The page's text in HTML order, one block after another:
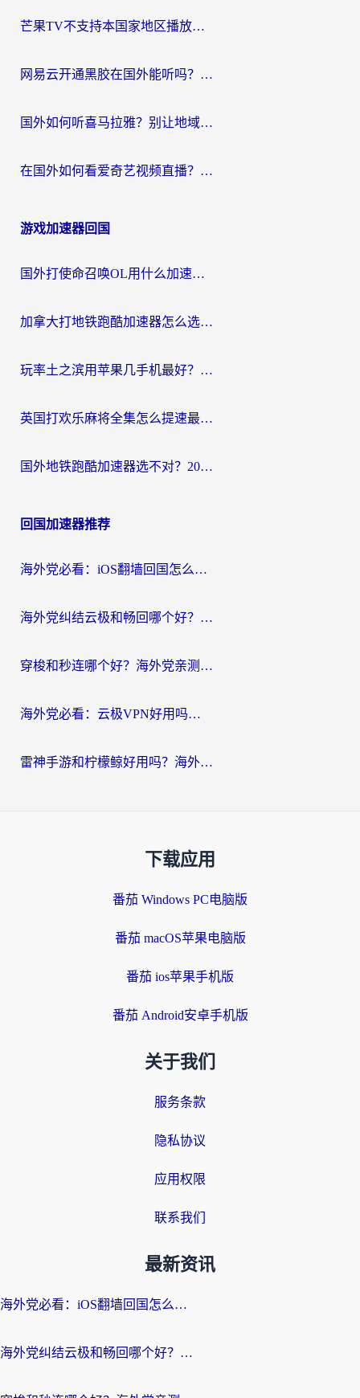
芒果TV不支持本国家地区播放该怎么解决？海外党追剧看片的终极指南
网易云开通黑胶在国外能听吗？海外党亲测有效的回国听音乐方案
国外如何听喜马拉雅？别让地域限制，断了你的中文声音陪伴
在国外如何看爱奇艺视频直播？海外党亲测有效的回国加速器指南
游戏加速器回国
国外打使命召唤OL用什么加速器最好？海外玩家国服畅玩全攻略（附小众游戏加速技巧）
加拿大打地铁跑酷加速器怎么选？2026海外玩家实测指南（附王国纪元保卫萝卜3加速技巧）
玩率土之滨用苹果几手机最好？海外党必看的国服游戏加速+设备选择指南
英国打欢乐麻将全集怎么提速最快？海外党亲测有效的国服游戏加速指南
国外地铁跑酷加速器选不对？2026海外玩家必看的国服游戏加速全攻略
回国加速器推荐
海外党必看：iOS翻墙回国怎么选？一篇搞定无缝访问国内资源
海外党纠结云极和畅回哪个好？一篇讲透回国加速器怎么选（附避坑指南）
穿梭和秒连哪个好？海外党亲测3款回国加速器，教你在国外正常浏览国内网站
海外党必看：云极VPN好用吗？和GoLinkVPN对比哪个回国效果更好？附真实体验指南
雷神手游和柠檬鲸好用吗？海外党亲测3款回国加速器，教你避开破解VPN坑
下载应用
番茄 Windows PC电脑版
番茄 macOS苹果电脑版
番茄 ios苹果手机版
番茄 Android安卓手机版
关于我们
服务条款
隐私协议
应用权限
联系我们
最新资讯
海外党必看：iOS翻墙回国怎么选？一篇搞定无缝访问国内资源
海外党纠结云极和畅回哪个好？一篇讲透回国加速器怎么选（附避坑指南）